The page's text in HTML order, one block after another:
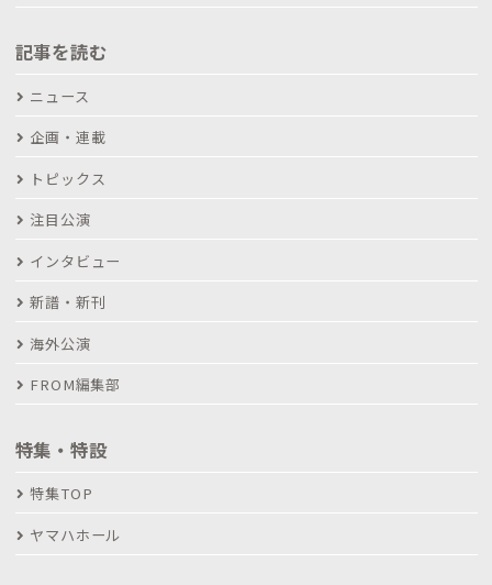
記事を読む
ニュース
企画・連載
トピックス
注目公演
インタビュー
新譜・新刊
海外公演
FROM編集部
特集・特設
特集TOP
ヤマハホール